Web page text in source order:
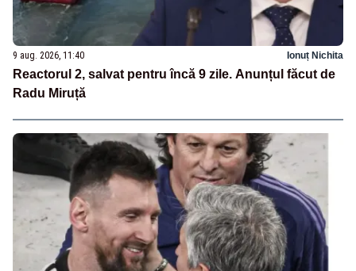
9 aug. 2026, 11:40 Ionuț Nichita
Reactorul 2, salvat pentru încă 9 zile. Anunțul făcut de
Radu Miruță